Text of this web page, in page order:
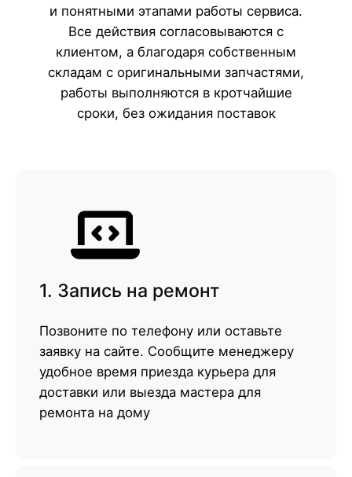
и понятными этапами работы сервиса.
Все действия согласовываются с
клиентом, а благодаря собственным
складам с оригинальными запчастями,
работы выполняются в кротчайшие
сроки, без ожидания поставок
1. Запись на ремонт
Позвоните по телефону или оставьте
заявку на сайте. Сообщите менеджеру
удобное время приезда курьера для
доставки или выезда мастера для
ремонта на дому